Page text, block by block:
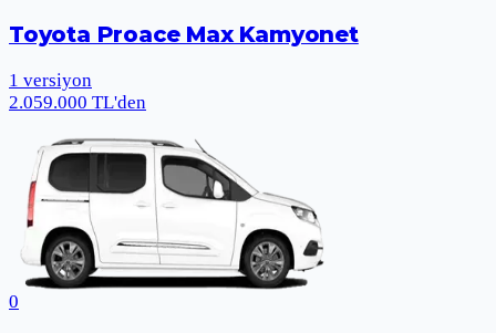
Toyota Proace Max Kamyonet
1 versiyon
2.059.000 TL'den
0